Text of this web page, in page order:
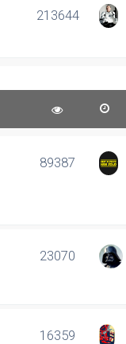
213644
89387
23070
16359